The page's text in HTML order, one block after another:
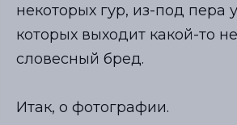
некоторых гур, из-под пера
которых выходит какой-то
словесный бред.
Итак, о фотографии.